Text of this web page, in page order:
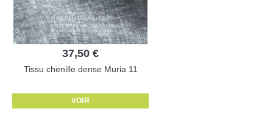
37,50 €
Tissu chenille dense Muria 11
VOIR